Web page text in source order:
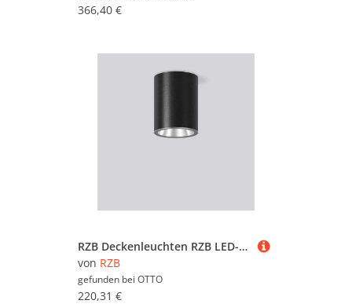
366,40 €
RZB Deckenleuchten RZB LED-Anbaudownlight 931251.0031
von RZB
gefunden bei OTTO
220,31 €